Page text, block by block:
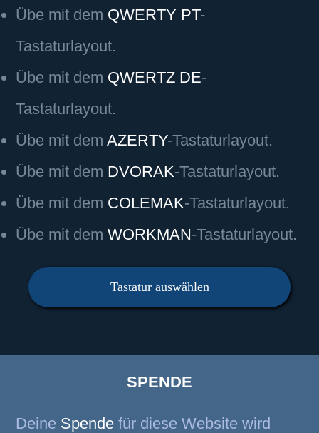
Übe mit dem QWERTY PT-
Tastaturlayout.
Übe mit dem QWERTZ DE-
Tastaturlayout.
Übe mit demAZERTY-Tastaturlayout.
Übe mit dem DVORAK-Tastaturlayout.
Übe mit dem COLEMAK-Tastaturlayout.
Übe mit demWORKMAN-Tastaturlayout.
Tastatur auswählen
SPENDE
Deine Spende für diese Website wird